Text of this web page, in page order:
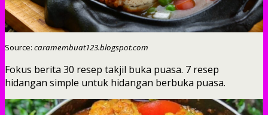
Source: caramembuat123.blogspot.com
Fokus berita 30 resep takjil buka puasa. 7 resep
hidangan simple untuk hidangan berbuka puasa.